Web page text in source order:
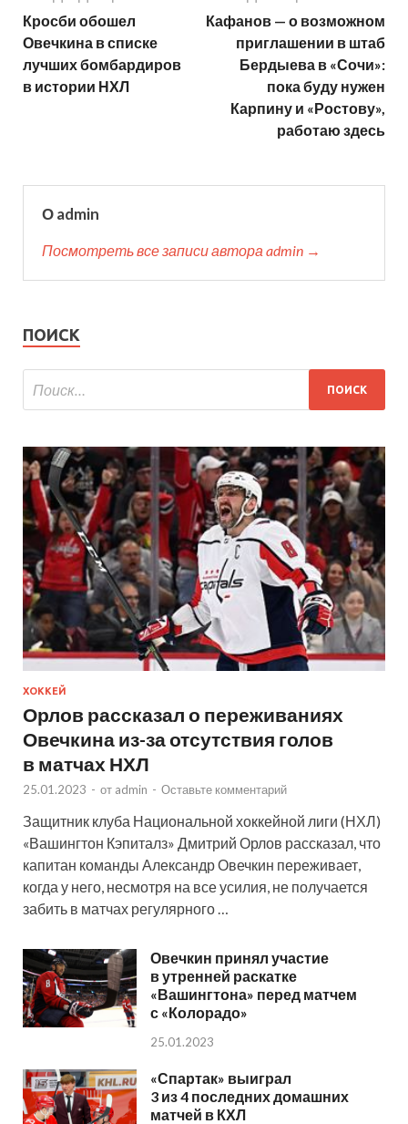
Кросби обошел
Овечкина в списке
лучших бомбардиров
в истории НХЛ
Кафанов — о возможном
приглашении в штаб
Бердыева в «Сочи»:
пока буду нужен
Карпину и «Ростову»,
работаю здесь
О admin
Посмотреть все записи автора admin →
ПОИСК
ХОККЕЙ
Орлов рассказал о переживаниях
Овечкина из-за отсутствия голов
в матчах НХЛ
25.01.2023 - от admin - Оставьте комментарий
Защитник клуба Национальной хоккейной лиги (НХЛ)
«Вашингтон Кэпиталз» Дмитрий Орлов рассказал, что
капитан команды Александр Овечкин переживает,
когда у него, несмотря на все усилия, не получается
забить в матчах регулярного …
Овечкин принял участие
в утренней раскатке
«Вашингтона» перед матчем
с «Колорадо»
25.01.2023
«Спартак» выиграл
3 из 4 последних домашних
матчей в КХЛ